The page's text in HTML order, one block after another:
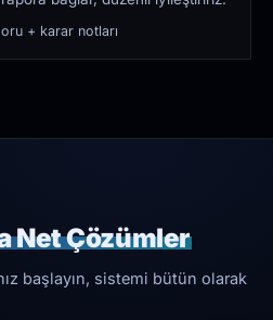
+ karar notları
Net Çözümler
başlayın, sistemi bütün olarak